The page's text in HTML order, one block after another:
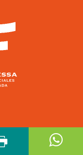
Política de cookies